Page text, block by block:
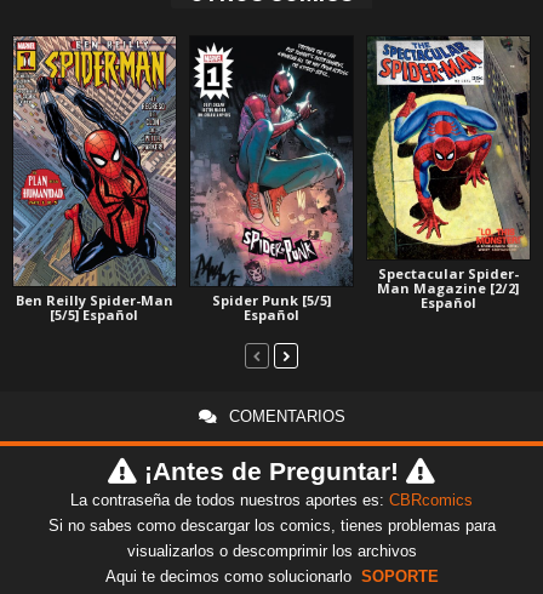
Ben Reilly Spider-Man
[5/5] Español
Spider Punk [5/5]
Español
Spectacular Spider-
Man Magazine [2/2]
Español
COMENTARIOS
¡Antes de Preguntar!
La contraseña de todos nuestros aportes es: CBRcomics
Si no sabes como descargar los comics, tienes problemas para
visualizarlos o descomprimir los archivos
Aqui te decimos como solucionarlo SOPORTE